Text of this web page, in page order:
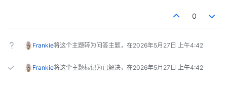
0
Frankie将这个主题转为问答主题，在2026年5月27日 上午4:42
Frankie将这个主题标记为已解决，在2026年5月27日 上午4:42